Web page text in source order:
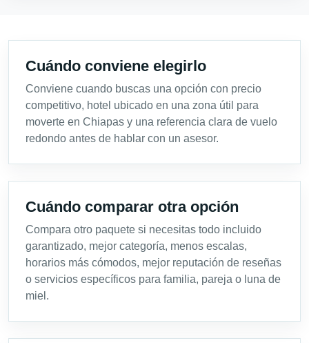
Cuándo conviene elegirlo
Conviene cuando buscas una opción con precio
competitivo, hotel ubicado en una zona útil para
moverte en Chiapas y una referencia clara de vuelo
redondo antes de hablar con un asesor.
Cuándo comparar otra opción
Compara otro paquete si necesitas todo incluido
garantizado, mejor categoría, menos escalas,
horarios más cómodos, mejor reputación de reseñas
o servicios específicos para familia, pareja o luna de
miel.